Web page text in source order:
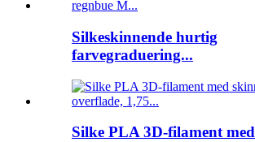
Silkeskinnende hurtig
farvegraduering...
Silke PLA 3D-filament